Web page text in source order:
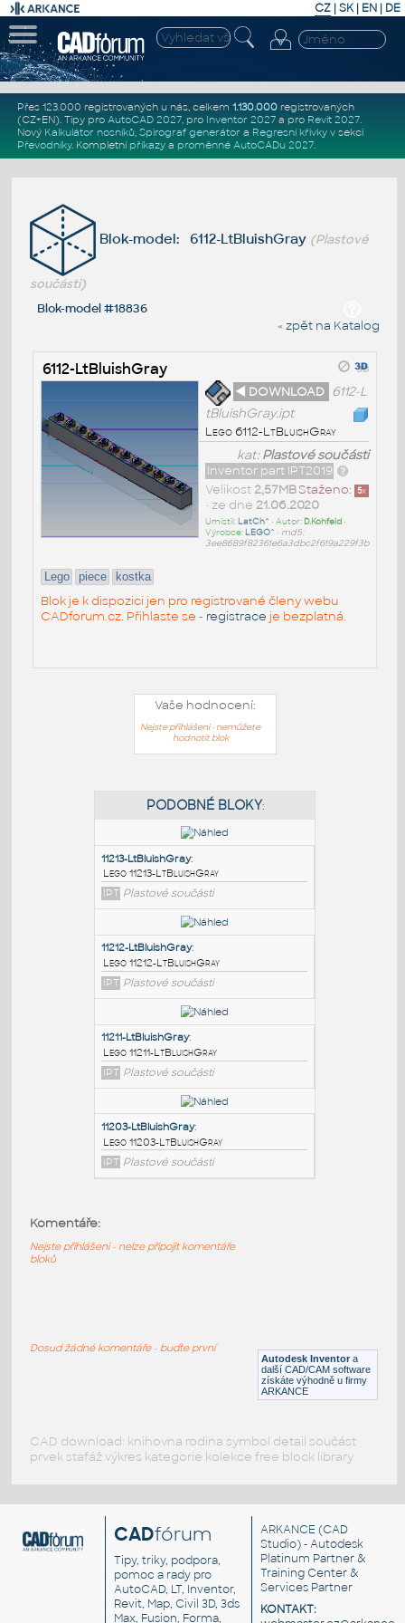
CZ | SK| EN | DE
Přes 123.000 registrovaných u nás, celkem 1.130.000registrovaných
(CZ+EN). Tipy pro AutoCAD 2027, pro Inventor 2027a pro Revit 2027.
Nový Kalkulátor nosníků, Spirograf generátor a Regresní křivkyv sekci
Převodníky. Kompletní příkazya proměnné AutoCADu 2027.
Blok-model: 6112-LtBluishGray (Plastové
součásti)
Blok-model #18836
« zpět na Katalog
6112-LtBluishGray
◄ DOWNLOAD
6112-L
tBluishGray.ipt
Lego 6112-LtBluishGray
kat:Plastové součásti
Inventor part IPT2019
Staženo: 5x
Velikost 2,57MB
• ze dne 21.06.2020
Umístil: LatCh^ • Autor: D.Kohfeld•
Výrobce: LEGO^ • md5:
3ee8689f82361e6a3dbc2f619a229f3b
Lego piece kostka
Blok je k dispozici jen pro registrované členy webu
CADforum.cz. Přihlaste se - registrace je bezplatná.
Vaše hodnocení:
Nejste přihlášeni - nemůžete
hodnotit blok
PODOBNÉ BLOKY
11213-LtBluishGray:
Lego 11213-LtBluishGray
IPT Plastové součásti
11212-LtBluishGray:
Lego 11212-LtBluishGray
IPT
Plastové součásti
Lego 11203-LtBluishGray
Autodesk Inventor a
další CAD/CAM software
získáte výhodně u firmy
ARKANCE
Komentáře:
Nejste přihlášeni - nelze připojit komentáře
bloků
Dosud žádné komentáře - buďte první
CAD download: knihovna rodina symbol detail součást
prvek stafáž výkres kategorie kolekce free block library
CADfórum
Tipy, triky, podpora,
pomoc a rady pro
AutoCAD, LT, Inventor,
Revit, Map, Civil 3D, 3ds
Max, Fusion, Forma,
ARKANCE (CAD
Studio) - Autodesk
Platinum Partner &
Training Center &
Services Partner
KONTAKT: